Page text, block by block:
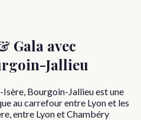
Gala avec
Jallieu
Bourgoin-Jallieu est une
au carrefour entre Lyon et les
entre Lyon et Chambéry